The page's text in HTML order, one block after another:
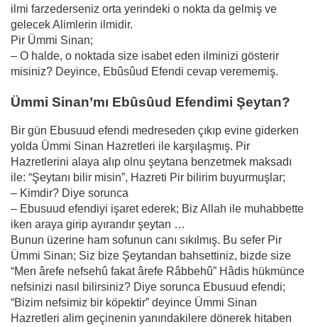
ilmi farzederseniz orta yerindeki o nokta da gelmiş ve
gelecek Alimlerin ilmidir.
Pir Ümmi Sinan;
– O halde, o noktada size isabet eden ilminizi gösterir
misiniz? Deyince, Ebûsûud Efendi cevap verememiş.
Ümmi Sinan’mı Ebûsûud Efendimi Şeytan?
Bir gün Ebusuud efendi medreseden çıkıp evine giderken
yolda Ümmi Sinan Hazretleri ile karşılaşmış. Pir
Hazretlerini alaya alıp olnu şeytana benzetmek maksadı
ile: “Şeytanı bilir misin”, Hazreti Pir bilirim buyurmuşlar;
– Kimdir? Diye sorunca
– Ebusuud efendiyi işaret ederek; Biz Allah ile muhabbette
iken araya girip ayırandır şeytan …
Bunun üzerine ham sofunun canı sıkılmış. Bu sefer Pir
Ümmi Sinan; Siz bize Şeytandan bahsettiniz, bizde size
“Men ârefe nefsehû fakat ârefe Râbbehû” Hâdis hükmünce
nefsinizi nasıl bilirsiniz? Diye sorunca Ebusuud efendi;
“Bizim nefsimiz bir köpektir” deyince Ümmi Sinan
Hazretleri alim geçinenin yanındakilere dönerek hitaben